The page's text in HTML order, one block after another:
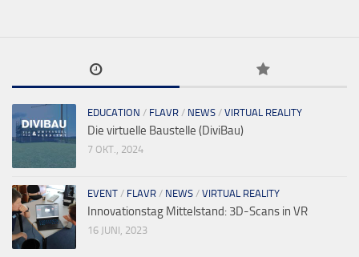
EDUCATION / FLAVR / NEWS / VIRTUAL REALITY
Die virtuelle Baustelle (DiviBau)
7 OKT., 2024
EVENT / FLAVR / NEWS / VIRTUAL REALITY
Innovationstag Mittelstand: 3D-Scans in VR
16 JUNI, 2023